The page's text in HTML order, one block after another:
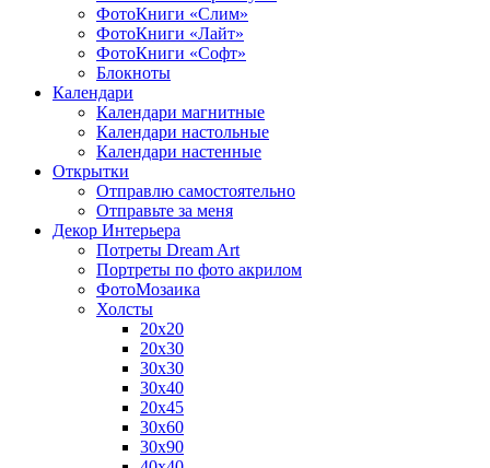
ФотоКниги «Слим»
ФотоКниги «Лайт»
ФотоКниги «Софт»
Блокноты
Календари
Календари магнитные
Календари настольные
Календари настенные
Открытки
Отправлю самостоятельно
Отправьте за меня
Декор Интерьера
Потреты Dream Art
Портреты по фото акрилом
ФотоМозаика
Холсты
20х20
20х30
30х30
30х40
20х45
30х60
30х90